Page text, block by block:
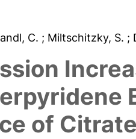
C. ; Miltschitzky, S. ;
of